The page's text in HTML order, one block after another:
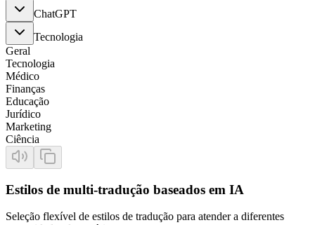
ChatGPT
Tecnologia
Geral
Tecnologia
Médico
Finanças
Educação
Jurídico
Marketing
Ciência
Estilos de multi-tradução baseados em IA
Seleção flexível de estilos de tradução para atender a diferentes